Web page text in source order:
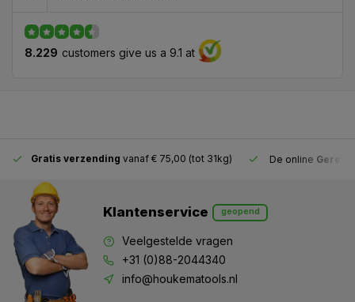
8.229 customers give us a 9.1 at
Gratis verzending vanaf € 75,00 (tot 31kg) De online
Klantenservice geopend
Veelgestelde vragen
+31 (0)88-2044340
info@houkematools.nl